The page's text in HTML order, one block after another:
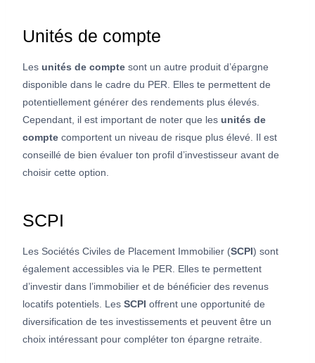
Unités de compte
Les unités de compte sont un autre produit d’épargne
disponible dans le cadre du PER. Elles te permettent de
potentiellement générer des rendements plus élevés.
Cependant, il est important de noter que les unités de
compte comportent un niveau de risque plus élevé. Il est
conseillé de bien évaluer ton profil d’investisseur avant de
choisir cette option.
SCPI
Les Sociétés Civiles de Placement Immobilier (SCPI) sont
également accessibles via le PER. Elles te permettent
d’investir dans l’immobilier et de bénéficier des revenus
locatifs potentiels. Les SCPI offrent une opportunité de
diversification de tes investissements et peuvent être un
choix intéressant pour compléter ton épargne retraite.